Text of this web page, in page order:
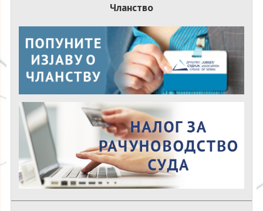
Чланство